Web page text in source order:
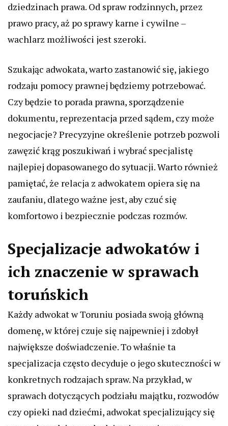
dziedzinach prawa. Od spraw rodzinnych, przez
prawo pracy, aż po sprawy karne i cywilne –
wachlarz możliwości jest szeroki.
Szukając adwokata, warto zastanowić się, jakiego
rodzaju pomocy prawnej będziemy potrzebować.
Czy będzie to porada prawna, sporządzenie
dokumentu, reprezentacja przed sądem, czy może
negocjacje? Precyzyjne określenie potrzeb pozwoli
zawęzić krąg poszukiwań i wybrać specjalistę
najlepiej dopasowanego do sytuacji. Warto również
pamiętać, że relacja z adwokatem opiera się na
zaufaniu, dlatego ważne jest, aby czuć się
komfortowo i bezpiecznie podczas rozmów.
Specjalizacje adwokatów i
ich znaczenie w sprawach
toruńskich
Każdy adwokat w Toruniu posiada swoją główną
domenę, w której czuje się najpewniej i zdobył
największe doświadczenie. To właśnie ta
specjalizacja często decyduje o jego skuteczności w
konkretnych rodzajach spraw. Na przykład, w
sprawach dotyczących podziału majątku, rozwodów
czy opieki nad dziećmi, adwokat specjalizujący się